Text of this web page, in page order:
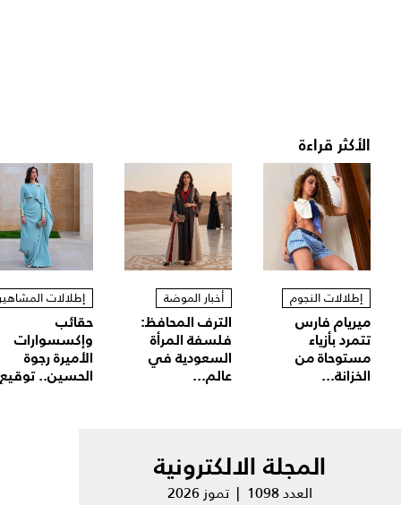
الأكثر قراءة
إطلالات النجوم
ميريام فارس
تتمرد بأزياء
مستوحاة من
الخزانة...
أخبار الموضة
الترف المحافظ:
فلسفة المرأة
السعودية في
عالم...
إطلالات
حقائب
وإكسسوارات
الأميرة رجوة
الحسين..
المجلة الالكترونية
العدد 1098 | تموز 2026